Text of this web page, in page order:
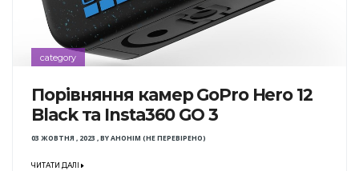
category
Порівняння камер GoPro Hero 12
Black та Insta360 GO 3
03 ЖОВТНЯ , 2023 ,BYАНОНІМ (НЕ ПЕРЕВІРЕНО)
ЧИТАТИ ДАЛІ